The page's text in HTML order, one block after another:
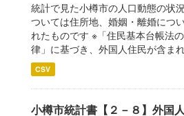
統計で見た小樽市の人口動態の状
ついては住所地、婚姻・離婚につ
れたものです ※「住民基本台帳法
律」に基づき、外国人住民が含ま
CSV
小樽市統計書【２－８】外国